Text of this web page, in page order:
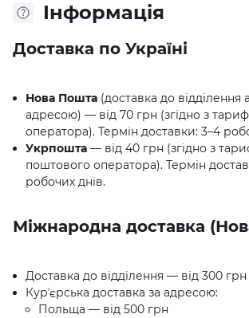
Iнформація
Доставка по Україні
Нова Пошта (доставка до відділення
адресою) — від 70 грн (згідно з
оператора). Термін доставки: 3–4
Укрпошта — від 40 грн (згідно з
поштового оператора). Термін
робочих днів.
Міжнародна доставка
Доставка до відділення — від 300 грн
Курʼєрська доставка за адресою:
Польща — від 500 грн